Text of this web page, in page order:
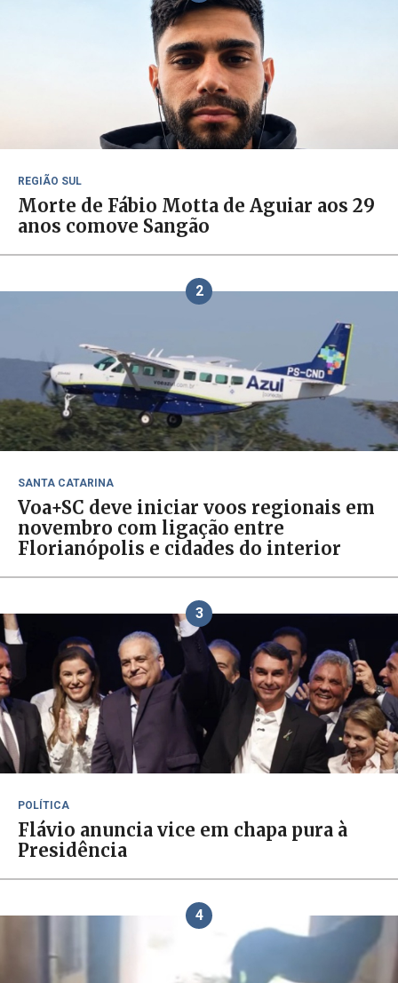
REGIÃO SUL
Morte de Fábio Motta de Aguiar aos 29
anos comove Sangão
2
SANTA CATARINA
Voa+SC deve iniciar voos regionais em
novembro com ligação entre
Florianópolis e cidades do interior
3
POLÍTICA
Flávio anuncia vice em chapa pura à
Presidência
4